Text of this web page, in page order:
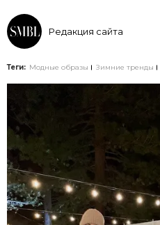
Редакция сайта
Теги: Модные образы Зимние тренды